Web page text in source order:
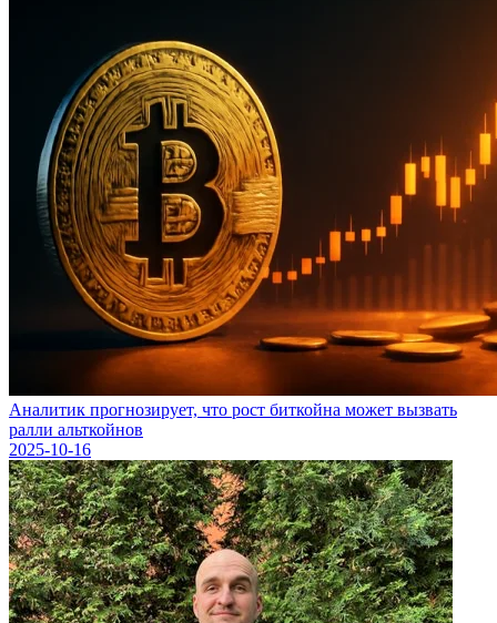
Аналитик прогнозирует, что рост биткойна может вызвать
ралли альткойнов
2025-10-16